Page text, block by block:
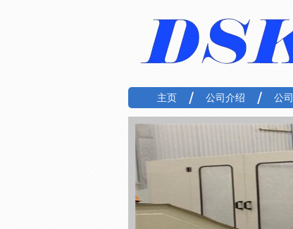
主页 公司介绍 公